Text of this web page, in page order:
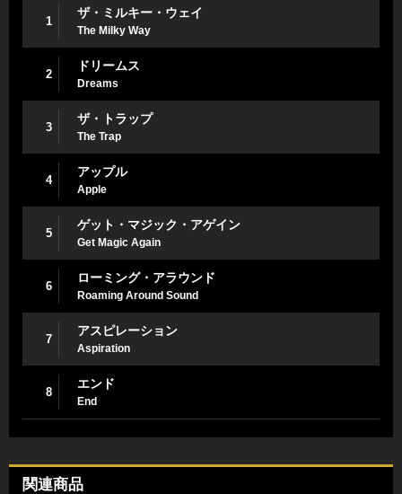
1
ザ・ミルキー・ウェイ
The Milky Way
2
ドリームス
Dreams
3
ザ・トラップ
The Trap
4
アップル
Apple
5
ゲット・マジック・アゲイン
Get Magic Again
6
ローミング・アラウンド
Roaming Around Sound
7
アスピレーション
Aspiration
8
エンド
End
関連商品